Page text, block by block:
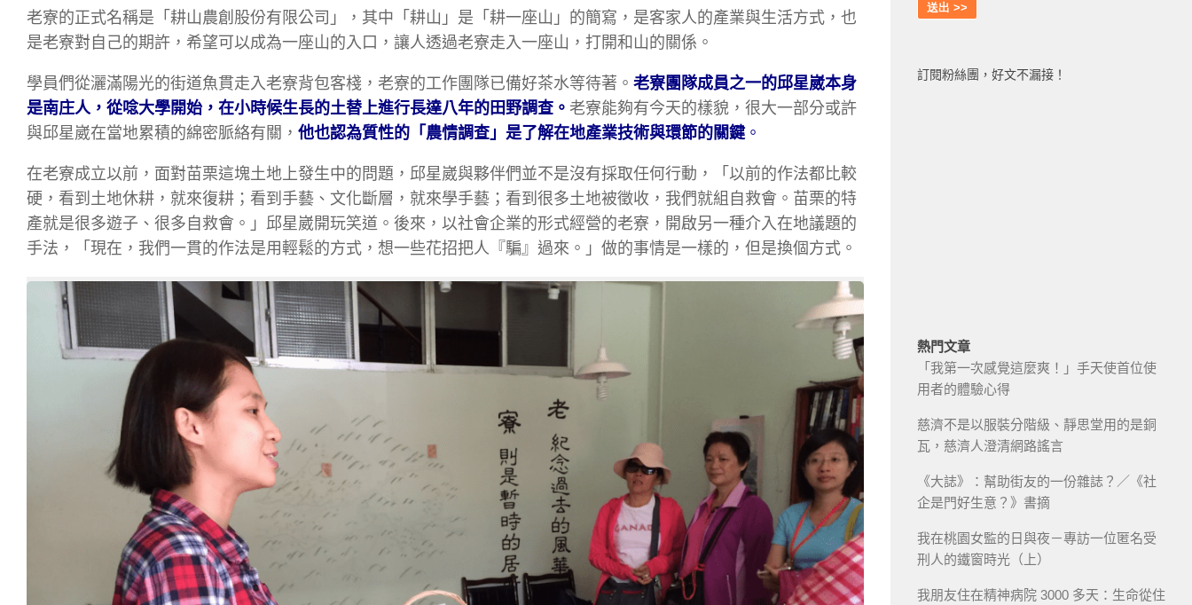
老寮的正式名稱是「耕山農創股份有限公司」，其中「耕山」是「耕一座山」的簡寫，是客家人的產業與生活方式，也
是老寮對自己的期許，希望可以成為一座山的入口，讓人透過老寮走入一座山，打開和山的關係。
學員們從灑滿陽光的街道魚貫走入老寮背包客棧，老寮的工作團隊已備好茶水等待著。 老寮團隊成員之一的邱星崴本身
是南庄人，從唸大學開始，在小時候生長的土替上進行長達八年的田野調查。 老寮能夠有今天的樣貌，很大一部分或許
與邱星崴在當地累積的綿密脈絡有關， 他也認為質性的「農情調查」是了解在地產業技術與環節的關鍵。
在老寮成立以前，面對苗栗這塊土地上發生中的問題，邱星崴與夥伴們並不是沒有採取任何行動，「以前的作法都比較
硬，看到土地休耕，就來復耕；看到手藝、文化斷層，就來學手藝；看到很多土地被徵收，我們就組自救會。苗栗的特
產就是很多遊子、很多自救會。」邱星崴開玩笑道。後來，以社會企業的形式經營的老寮，開啟另一種介入在地議題的
手法，「現在，我們一貫的作法是用輕鬆的方式，想一些花招把人『騙』過來。」做的事情是一樣的，但是換個方式。
訂閱粉絲團，好文不漏接！
熱門文章
「我第一次感覺這麼爽！」手天使首位使
用者的體驗心得
慈濟不是以服裝分階級、靜思堂用的是銅
瓦，慈濟人澄清網路謠言
《大誌》：幫助街友的一份雜誌？／《社
企是門好生意？》書摘
我在桃園女監的日與夜－專訪一位匿名受
刑人的鐵窗時光（上）
我朋友住在精神病院 3000 多天：生命從住